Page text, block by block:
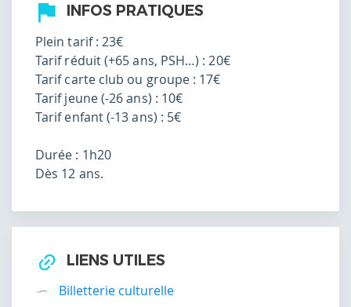
INFOS PRATIQUES
Plein tarif : 23€
Tarif réduit (+65 ans, PSH…) : 20€
Tarif carte club ou groupe : 17€
Tarif jeune (-26 ans) : 10€
Tarif enfant (-13 ans) : 5€
Durée : 1h20
Dès 12 ans.
LIENS UTILES
Billetterie culturelle